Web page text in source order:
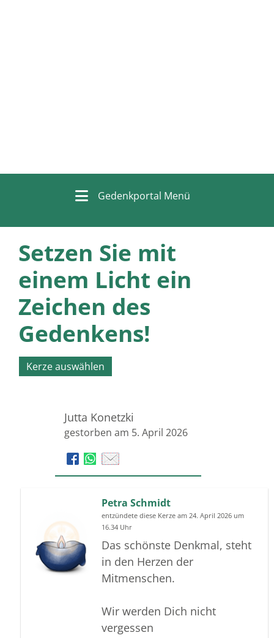
Gedenkportal Menü
Setzen Sie mit
einem Licht ein
Zeichen des
Gedenkens!
Kerze auswählen
Jutta Konetzki
gestorben am 5. April 2026
Petra Schmidt
entzündete diese Kerze am 24. April 2026 um
16.34 Uhr
Das schönste Denkmal, steht
in den Herzen der
Mitmenschen.
Wir werden Dich nicht
vergessen